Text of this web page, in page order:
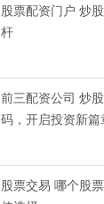
股票配资门户 炒
杆
前三配资公司 炒
码，开启投资新篇
股票交易 哪个股